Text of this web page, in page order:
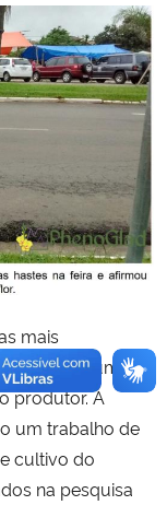
mais
Mães) é uma
produtor. A
um trabalho de
cultivo do
na pesquisa